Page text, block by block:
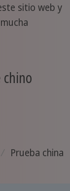
sitio web y
/ Prueba china